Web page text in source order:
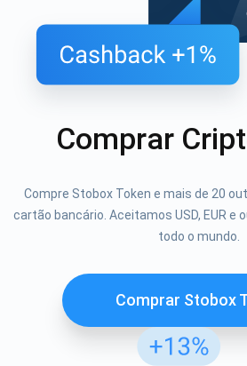
Comprar
Compre Stobox Token e mais de 20
cartão bancário. Aceitamos USD, EUR e
todo o mundo.
Comprar Stobox